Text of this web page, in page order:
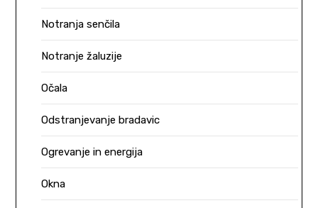
Notranja senčila
Notranje žaluzije
Očala
Odstranjevanje bradavic
Ogrevanje in energija
Okna